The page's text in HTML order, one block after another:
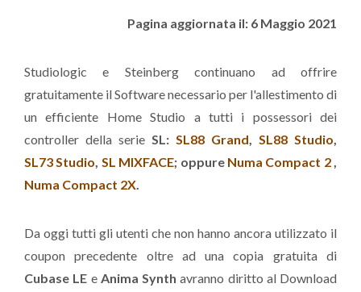
Pagina aggiornata il: 6 Maggio 2021
Studiologic e Steinberg continuano ad offrire
gratuitamente il Software necessario per l'allestimento di
un efficiente Home Studio a tutti i possessori dei
controller della serie SL: SL88 Grand, SL88 Studio,
SL73 Studio, SL MIXFACE; oppure Numa Compact 2,
Numa Compact 2X.
Da oggi tutti gli utenti che non hanno ancora utilizzato il
coupon precedente oltre ad una copia gratuita di
Cubase LE e Anima Synthavranno diritto al Download